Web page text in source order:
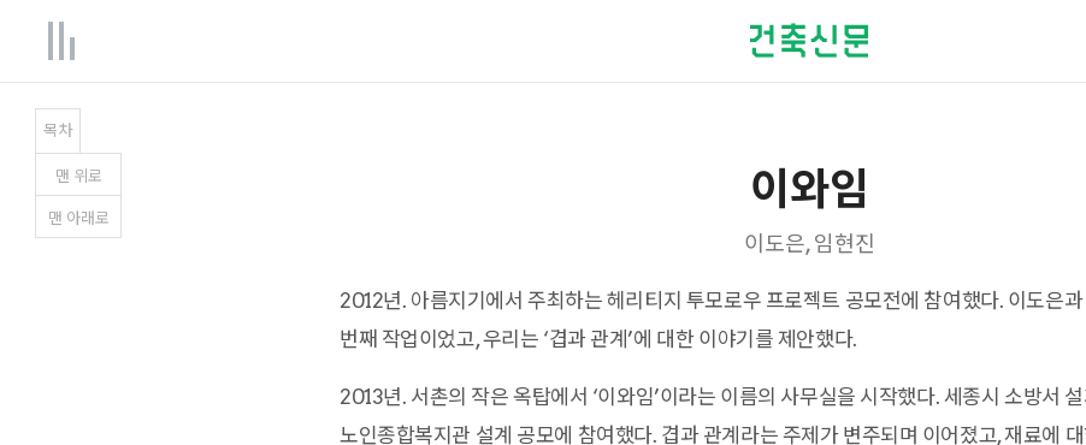
목차
이와임
이도은, 임현진
2012년. 아름지기에서 주최하는 헤리티지 투모로우 프로젝트 공모전에 참여했다. 이도은
번째 작업이었고, 우리는 ‘겹과 관계’에 대한 이야기를 제안했다.
2013년. 서촌의 작은 옥탑에서 ‘이와임’이라는 이름의 사무실을 시작했다. 세종시 소방서
노인종합복지관 설계 공모에 참여했다. 겹과 관계라는 주제가 변주되며 이어졌고, 재료에
맨 위 로
맨 아래로